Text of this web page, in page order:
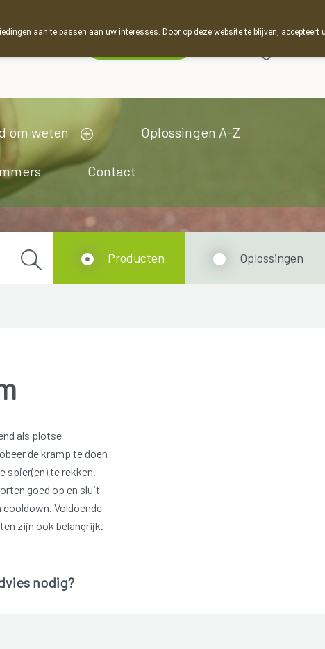
om weten Oplossingen A-Z
Contact
Producten Oplossingen
als plotse
de kramp te doen
spier(en) te rekken.
goed op en sluit
Voldoende
zijn ook belangrijk.
nodig?
aan te passen aan uw interesses. Door op deze website te blijven, accepteert